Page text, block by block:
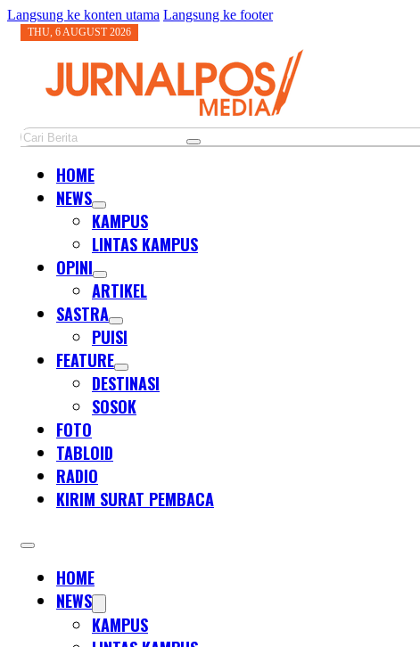
Langsung ke konten utama Langsung ke footer
THU, 6 AUGUST 2026
Cari
HOME
NEWS
KAMPUS
LINTAS KAMPUS
OPINI
ARTIKEL
SASTRA
PUISI
FEATURE
DESTINASI
SOSOK
FOTO
TABLOID
RADIO
KIRIM SURAT PEMBACA
HOME
NEWS
KAMPUS